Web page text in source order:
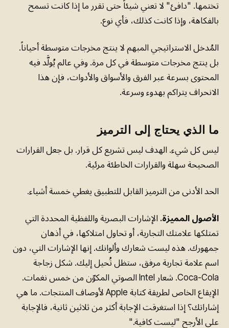
تختمها. "دافئ" لا تعني شيئاً حتى تقرر ما إذا كانت تسمح
بالفكاهة، وإذا كانت كذلك، فأي نوع.
المُدخل الاستراتيجي المبهم لا ينتج مخرجات متوسطة أحياناً.
بل ينتج مخرجات متوسطة في كل مرة. وفي عالم يُولَّد فيه
المحتوى بسرعة عبر الفرق والأسواق والأدوات، فإن هذا
الانحراف يتراكم بهدوء وسرعة.
ما الذي يحتاج إلى الترميز
ليس كل شيء. الهدف ليس تشريع كل قرار. بل جعل القرارات
الصحيحة سهلة والقرارات الخاطئة مرئية.
الحد الأدنى من الترميز القابل للتطبيق يغطي خمسة أشياء.
الأصول المميزة. الإشارات البصرية واللفظية المحددة التي
تمتلكها علامتك التجارية، أو تحاول امتلاكها، في أذهان
جمهورك. هذه ليست شعارك وألوانك. إنها الإشارات التي، دون
اسم علامة تجارية مرفق، ستظل تُحيل إليك. شكل زجاجة
Coca-Cola. شعار Intel الصوتي المكوّن من خمس نغمات.
الإيقاع الخاص لطريقة كتابة Apple لأوصاف المنتجات. ما هي
إشاراتك؟ إذا استغرقت الإجابة أكثر من ثلاثين ثانية، فالإجابة
على الأرجح "ليست كافية."